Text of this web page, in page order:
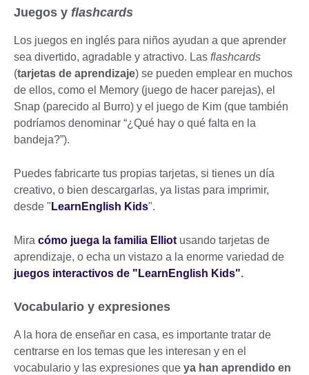
Juegos y flashcards
Los juegos en inglés para niños ayudan a que aprender
sea divertido, agradable y atractivo. Las flashcards
(tarjetas de aprendizaje) se pueden emplear en muchos
de ellos, como el Memory (juego de hacer parejas), el
Snap (parecido al Burro) y el juego de Kim (que también
podríamos denominar “¿Qué hay o qué falta en la
bandeja?”).
Puedes fabricarte tus propias tarjetas, si tienes un día
creativo, o bien descargarlas, ya listas para imprimir,
desde " LearnEnglish Kids".
Mira cómo juega la familia Elliotusando tarjetas de
aprendizaje, o echa un vistazo a la enorme variedad de
juegos interactivos de "LearnEnglish Kids".
Vocabulario y expresiones
A la hora de enseñar en casa, es importante tratar de
centrarse en los temas que les interesan y en el
vocabulario y las expresiones que ya han aprendido en